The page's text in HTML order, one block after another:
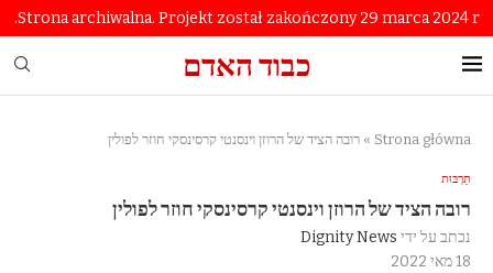
Strona archiwalna. Projekt został zakończony 29 marca 2024 r.
כבוד האדם
Strona główna
» רובה הציד של הרוזן וינסנטי קרסינסקי חוזר לפולין
תַרְבּוּת
רובה הציד של הרוזן וינסנטי קרסינסקי חוזר לפולין
נכתב על ידי Dignity News
18 מאי 2022